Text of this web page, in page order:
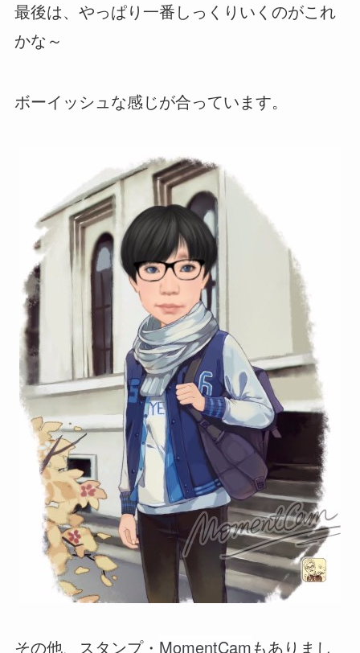
最後は、やっぱり一番しっくりいくのがこれ
かな～
ボーイッシュな感じが合っています。
その他、スタンプ・ MomentCamもありまし